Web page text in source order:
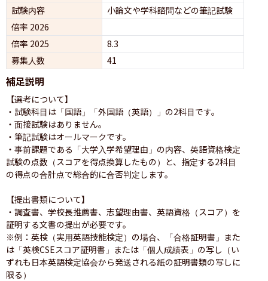
試験内容
小論文や学科諮問などの筆記試験
倍率 2026
倍率 2025
8.3
募集人数
41
補足説明
【選考について】
・試験科目は「国語」「外国語（英語）」の2科目です。
・面接試験はありません。
・筆記試験はオールマークです。
・事前課題である「大学入学希望理由」の内容、英語資格検定
試験の点数（スコアを得点換算したもの）と、指定する2科目
の得点の合計点で総合的に合否判定します。
【提出書類について】
・調査書、学校長推薦書、志望理由書、英語資格（スコア）を
証明する文書の提出が必要です。
※例：英検（実用英語技能検定）の場合、「合格証明書」また
は「英検CSEスコア証明書」または「個人成績表」の写し（い
ずれも日本英語検定協会から発送される紙の証明書類の写しに
限る）